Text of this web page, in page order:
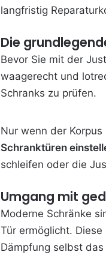
langfristig
Die
Bevor Sie mit der
waagerecht und
Schranks zu prüfen.
Nur wenn der
Schranktüren
schleifen oder die
Umgang mit
Moderne Schränke
Tür ermöglicht.
Dämpfung selbst